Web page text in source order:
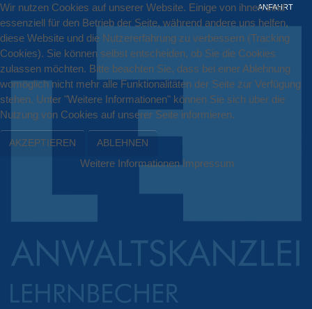
ANFAHRT
Wir nutzen Cookies auf unserer Website. Einige von ihnen sind
essenziell für den Betrieb der Seite, während andere uns helfen,
diese Website und die Nutzererfahrung zu verbessern (Tracking
Cookies). Sie können selbst entscheiden, ob Sie die Cookies
zulassen möchten. Bitte beachten Sie, dass bei einer Ablehnung
womöglich nicht mehr alle Funktionalitäten der Seite zur Verfügung
stehen. Unter "Weitere Informationen" können Sie sich über die
Nutzung von Cookies auf unserer Seite informieren.
AKZEPTIEREN ABLEHNEN
Weitere Informationen Impressum